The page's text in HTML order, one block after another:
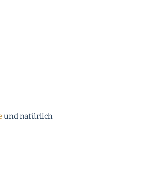
und natürlich